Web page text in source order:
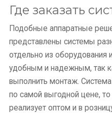
Где заказать
Подобные аппаратные
представлены системы
отдельно из оборудования
удобным и надежным, так
выполнить монтаж.
по самой выгодной цене,
реализует оптом и в